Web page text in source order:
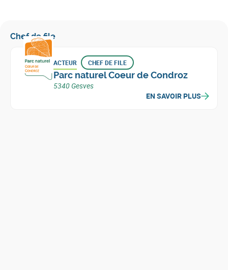
Chef de file
ACTEUR CHEF DE FILE
Parc naturel Coeur de Condroz
5340 Gesves
EN SAVOIR PLUS